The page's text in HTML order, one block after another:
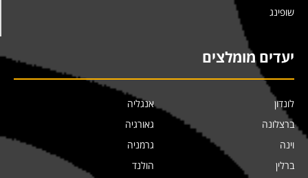
שופינג
יעדים מומלצים
לונדון
ברצלונה
וינה
ברלין
אנגליה
גאורגיה
גרמניה
הולנד